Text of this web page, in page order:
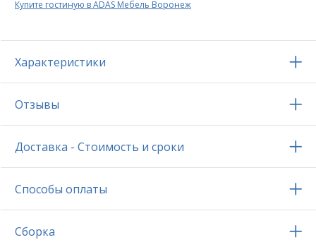
Купите гостиную в ADAS Мебель Воронеж
Характеристики
Отзывы
Доставка - Стоимость и сроки
Способы оплаты
Сборка